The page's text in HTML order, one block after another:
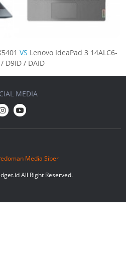
VS Lenovo IdeaPad 3 14ALC6-
D9ID / DAID
Media Siber
All Right Reserved.
MEDIA